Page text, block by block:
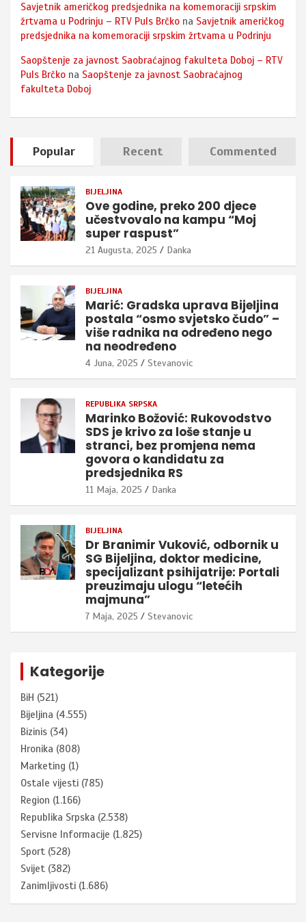
Savjetnik američkog predsjednika na komemoraciji srpskim
žrtvama u Podrinju – RTV Puls Brčko na Savjetnik američkog
predsjednika na komemoraciji srpskim žrtvama u Podrinju
Saopštenje za javnost Saobraćajnog fakulteta Doboj – RTV
Puls Brčko na Saopštenje za javnost Saobraćajnog
fakulteta Doboj
Popular Recent Commented
BIJELJINA
Ove godine, preko 200 djece
učestvovalo na kampu “Moj
super raspust”
21 Augusta, 2025 Danka
BIJELJINA
Marić: Gradska uprava Bijeljina
postala “osmo svjetsko čudo” –
više radnika na određeno nego
na neodređeno
4 Juna, 2025 Stevanovic
REPUBLIKA SRPSKA
Marinko Božović: Rukovodstvo
SDS je krivo za loše stanje u
stranci, bez promjena nema
govora o kandidatu za
predsjednika RS
11 Maja, 2025 Danka
BIJELJINA
Dr Branimir Vuković, odbornik u
SG Bijeljina, doktor medicine,
specijalizant psihijatrije: Portali
preuzimaju ulogu “letećih
majmuna”
7 Maja, 2025 Stevanovic
Kategorije
BiH (521)
Bijeljina (4.555)
Bizinis (34)
Hronika (808)
Marketing (1)
Ostale vijesti (785)
Region (1.166)
Republika Srpska (2.538)
Servisne Informacije (1.825)
Sport (528)
Svijet (382)
Zanimljivosti (1.686)